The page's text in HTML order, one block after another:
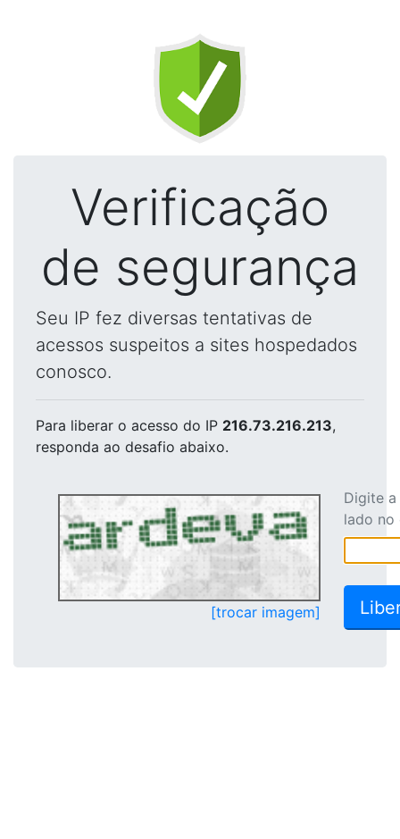
Verificação
de segurança
Seu IP fez diversas tentativas de
acessos suspeitos a sites hospedados
conosco.
Para liberar o acesso do IP 216.73.216.213,
responda ao desafio abaixo.
[trocar imagem]
Digite
lado no